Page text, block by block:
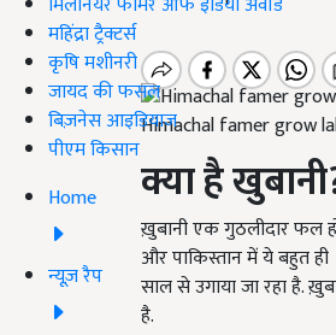
महिंद्रा ट्रैक्टर्स
कृषि मशीनरी
जायद की फसल
बिज़नेस आइडियाज
पीएम किसान
Home
न्यूज़ रैप
Himachal famer grow
क्या है खुबानी
ख़ुबानी एक गुठलीदार फल
और पाकिस्तान में ये बहुत
साल से उगाया जा रहा है.
है.